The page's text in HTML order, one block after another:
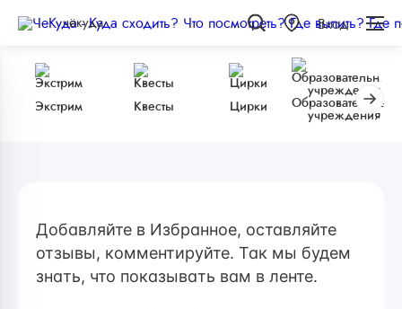
чёкуда Вход
Экстрим Квесты Цирки
Образовательные
учреждения
Добавляйте в Избранное, оставляйте
отзывы, комментируйте. Так мы будем
знать, что показывать вам в ленте.